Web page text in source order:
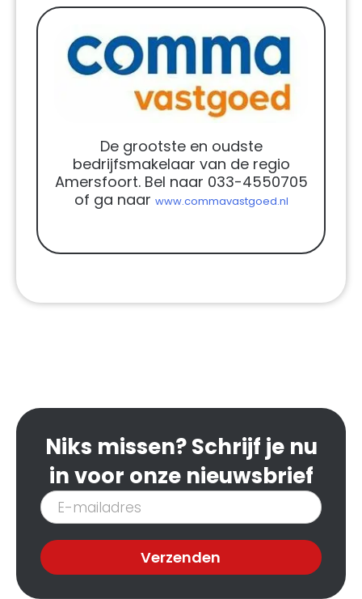
De grootste en oudste
bedrijfsmakelaar van de regio
Amersfoort. Bel naar 033-4550705
of ga naar www.commavastgoed.nl
Niks missen? Schrijf je nu
in voor onze nieuwsbrief
Inschrijven
nieuwsbrief
Verzenden